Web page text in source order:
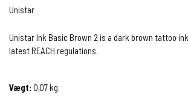
Unistar
Unistar Ink Basic Brown 2 is a dark brown tattoo
latest REACH regulations.
Vægt: 0,07kg.